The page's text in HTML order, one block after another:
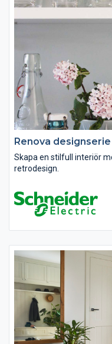
Renova designserie
Skapa en stilfull interiör
retrodesign.
Renova är avsedd att
skapa accenter i moderna
och modernisera